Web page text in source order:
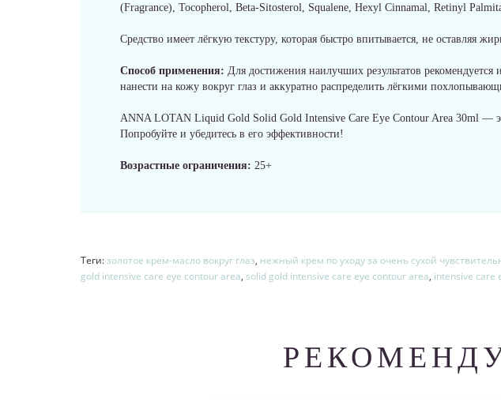
(Fragrance), Tocopherol, Beta-Sitosterol, Squalene, Hexyl Cinnamal, Retinyl
Средство имеет лёгкую текстуру, которая быстро впитывается, не оставляя
Способ применения: Для достижения наилучших результатов
нанести на кожу вокруг глаз и аккуратно распределить лёгкими
ANNA LOTAN Liquid Gold Solid Gold Intensive Care Eye Contour Area 30ml —
Попробуйте и убедитесь в его эффективности!
Возрастные ограничения: 25+
Теги:золотое крем-масло вокруг глаз, нежный крем по уходу за очень сухой
gold intensive care eye contour area, solid gold intensive care eye contour area, intensive care